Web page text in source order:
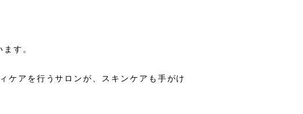
す。
ケアを行うサロンが、スキンケアも手がけ